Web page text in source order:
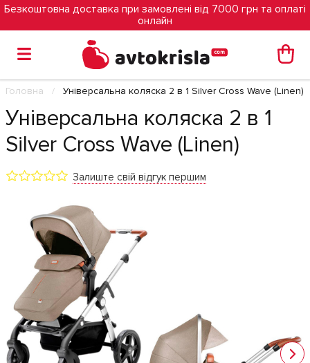
Безкоштовна доставка при замовлені від 7000 грн та оплаті
онлайн
Головна Універсальна коляска 2 в 1 Silver Cross Wave (Linen)
Універсальна коляска 2 в 1
Silver Cross Wave (Linen)
Залиште свій відгук першим